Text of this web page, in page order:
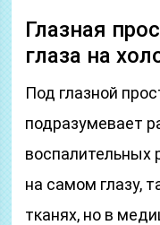
Глазная
глаза на
Под глазной
подразумевает
воспалительных
на самом глазу,
тканях, но в